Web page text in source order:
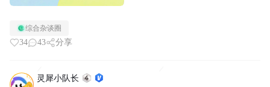
综合杂谈圈
34 43 分享
灵犀小队长